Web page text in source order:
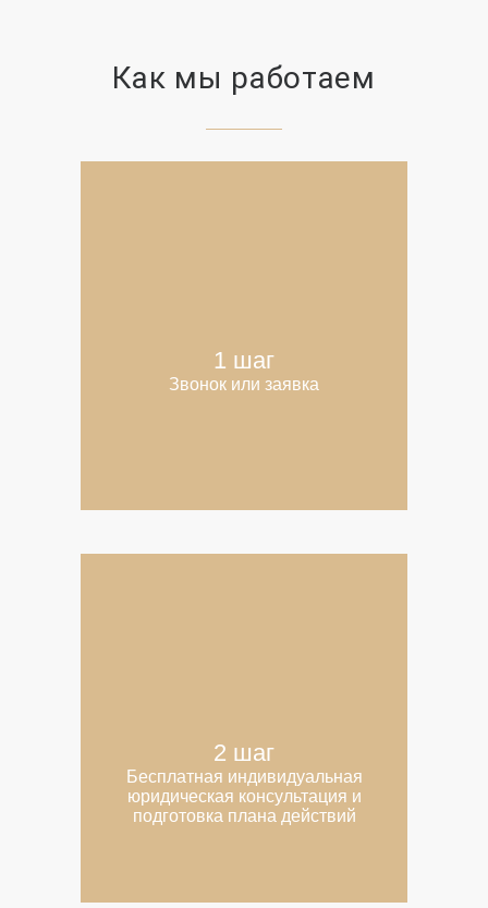
Как мы работаем
1 шаг
Звонок или заявка
2 шаг
Бесплатная индивидуальная
юридическая консультация и
подготовка плана действий